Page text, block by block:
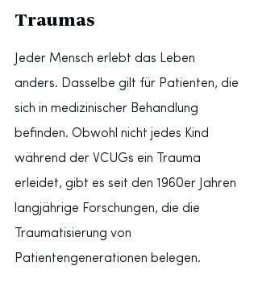
Traumas
Jeder Mensch erlebt das Leben
anders. Dasselbe gilt für Patienten, die
sich in medizinischer Behandlung
befinden. Obwohl nicht jedes Kind
während der VCUGs ein Trauma
erleidet, gibt es seit den 1960er Jahren
langjährige Forschungen, die die
Traumatisierung von
Patientengenerationen belegen.